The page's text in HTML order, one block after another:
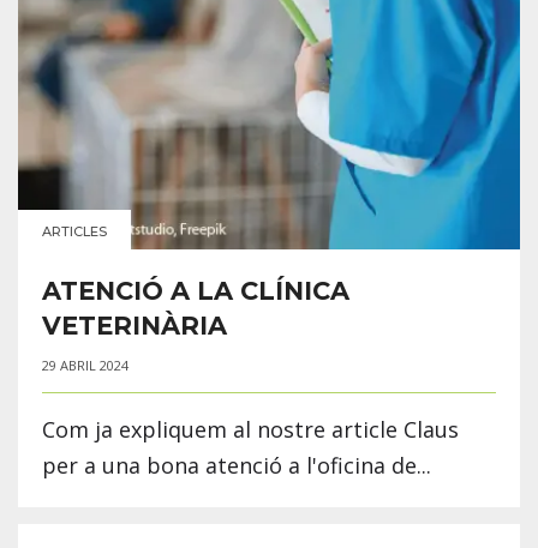
ARTICLES
ATENCIÓ A LA CLÍNICA
VETERINÀRIA
29 ABRIL 2024
Com ja expliquem al nostre article Claus
per a una bona atenció a l'oficina de...